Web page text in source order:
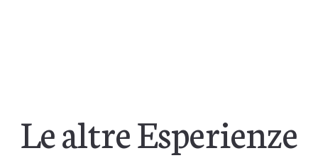
Le altre Esperienze